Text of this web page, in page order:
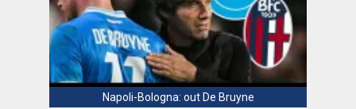
Napoli-Bologna: out De Bruyne